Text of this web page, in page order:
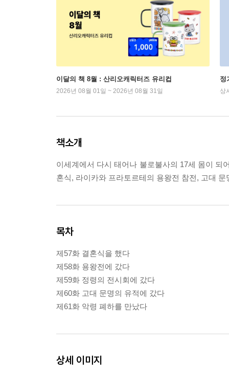
이달의 책 8월 : 산리오캐릭터즈 유리컵
2026년 08월 01일 ~ 2026년 08월 31일
정
상
책소개
이세계에서 다시 태어나 불로불사의 17세 몸이
혼식, 라이카와 프라토르테의 용왕전 참전, 고대
목차
제57화 결혼식을 했다
제58화 용왕전에 갔다
제59화 정령의 전시회에 갔다
제60화 고대 문명의 유적에 갔다
제61화 악령 폐하를 만났다
상세 이미지